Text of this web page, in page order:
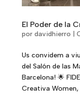
El Poder de la
por davidhierro
Us convidem a
del Salón de las
Barcelona! 🌟
Creativa